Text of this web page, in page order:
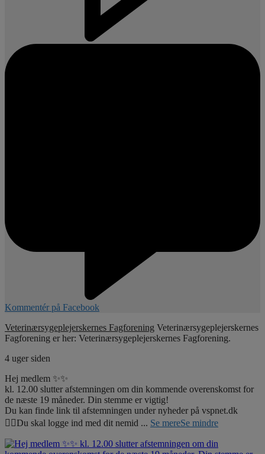
Kommentér på Facebook
Veterinærsygeplejerskernes Fagforening Veterinærsygeplejerskernes
Fagforening er her: Veterinærsygeplejerskernes Fagforening.
4 uger siden
Hej medlem ✨✨
kl. 12.00 slutter afstemningen om din kommende overenskomst for
de næste 19 måneder. Din stemme er vigtig!
Du kan finde link til afstemningen under nyheder på vspnet.dk
☝🏼Du skal logge ind med dit nemid ... Se mereSe mindre